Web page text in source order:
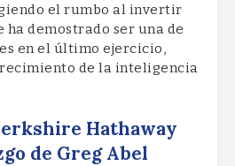
el rumbo al invertir
ha demostrado ser una de
en el último ejercicio,
de la inteligencia
Hathaway
de Greg Abel